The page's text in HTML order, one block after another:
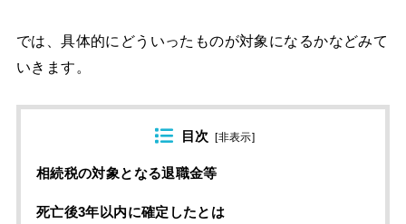
では、具体的にどういったものが対象になるかなどみて
いきます。
目次 [非表示]
相続税の対象となる退職金等
死亡後3年以内に確定したとは